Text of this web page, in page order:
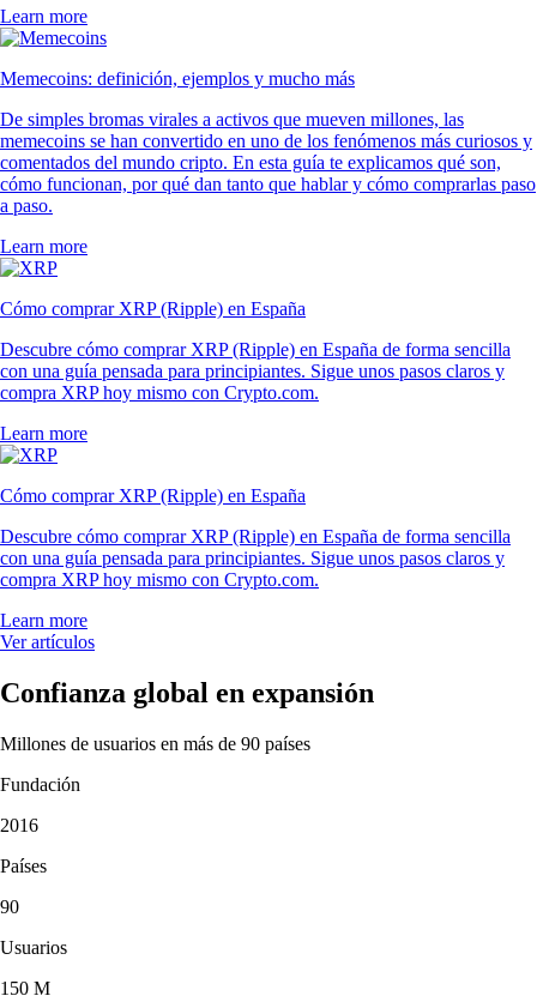
Learn more
Memecoins: definición, ejemplos y mucho más
De simples bromas virales a activos que mueven millones, las
memecoins se han convertido en uno de los fenómenos más curiosos y
comentados del mundo cripto. En esta guía te explicamos qué son,
cómo funcionan, por qué dan tanto que hablar y cómo comprarlas paso
a paso.
Learn more
Cómo comprar XRP (Ripple) en España
Descubre cómo comprar XRP (Ripple) en España de forma sencilla
con una guía pensada para principiantes. Sigue unos pasos claros y
compra XRP hoy mismo con Crypto.com.
Learn more
Cómo comprar XRP (Ripple) en España
Descubre cómo comprar XRP (Ripple) en España de forma sencilla
con una guía pensada para principiantes. Sigue unos pasos claros y
compra XRP hoy mismo con Crypto.com.
Learn more
Ver artículos
Confianza global en expansión
Millones de usuarios en más de 90 países
Fundación
2016
Países
90
Usuarios
150 M